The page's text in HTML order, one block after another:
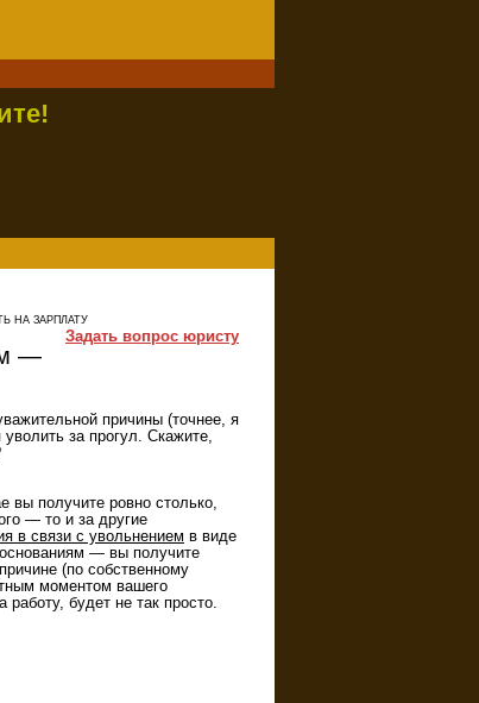
НА ЗАРПЛАТУ
Задать вопрос юристу
—
причины (точнее, я
за прогул. Скажите,
вы получите ровно столько,
— то и за другие
в связи с увольнением в виде
— вы получите
(по собственному
моментом вашего
работу, будет не так просто.